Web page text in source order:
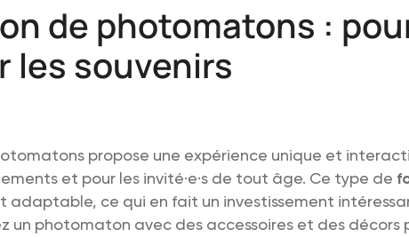
de photomatons :
les souvenirs
propose une expérience unique et
et pour les invité·e·s de tout âge. Ce type de
adaptable, ce qui en fait un investissement
un photomaton avec des accessoires et des décors